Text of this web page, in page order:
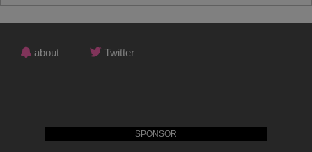
SPONSOR
Powered by livedoor 相互RSS
about Twitter